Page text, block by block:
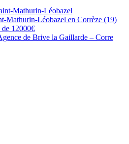
Mathurin-Léobazel